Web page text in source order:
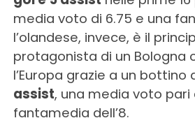
media voto di 6.75 e una
l’olandese, invece, è il
protagonista di un Bologna
l’Europa grazie a un bottino
assist, una media voto pari
fantamedia dell’8.